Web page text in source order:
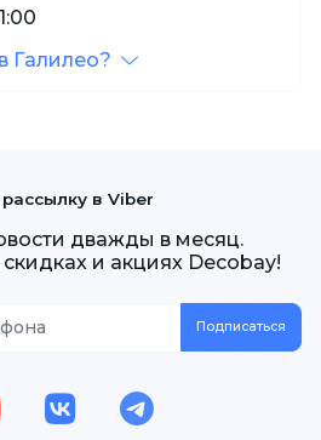
Галилео?
в Viber
дважды в месяц.
и акциях Decobay!